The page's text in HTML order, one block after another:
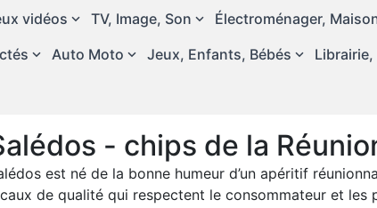
vidéos TV, Image, Son Électroménager,
Auto Moto Jeux, Enfants, Bébés
- chips de la
est né de la bonne humeur d’un apéritif
de qualité qui respectent le consommateur et les